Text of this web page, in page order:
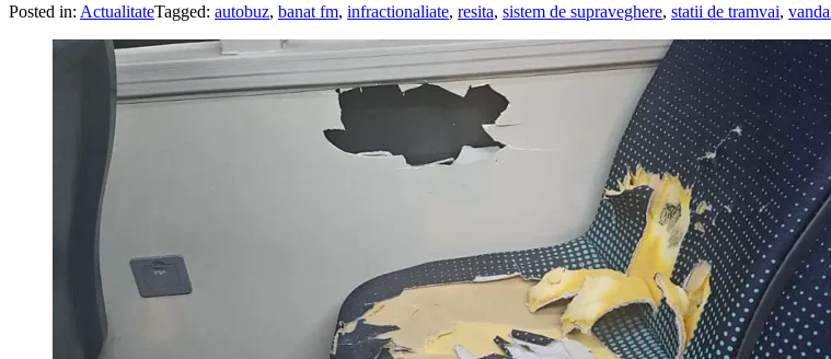
Posted in: ActualitateTagged: autobuz, banat fm, infractionaliate, resita, sistem de supraveghere, statii de tramvai,